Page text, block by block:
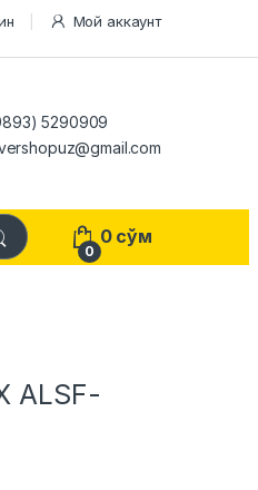
Мой аккаунт
5290909
0
0 сўм
ALSF-